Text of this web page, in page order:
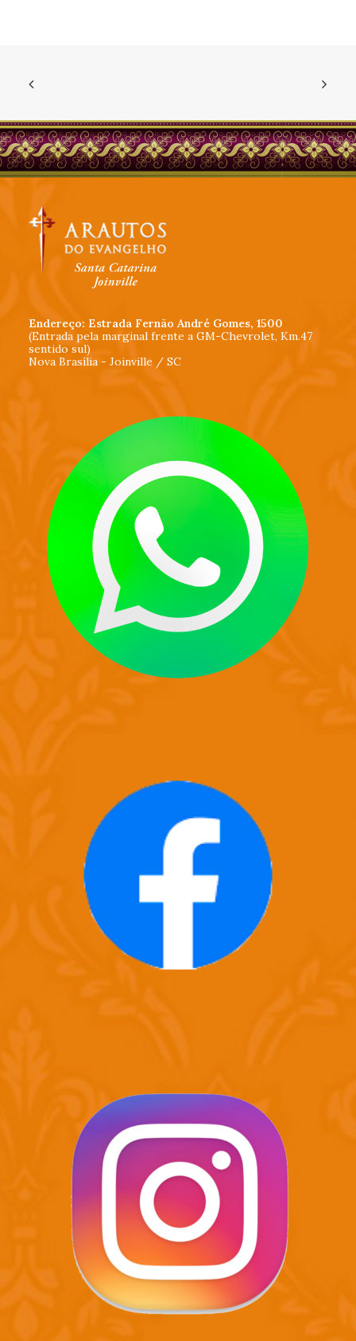
Endereço: Estrada Fernão André Gomes, 1500
(Entrada pela marginal frente a GM-Chevrolet, Km.47
sentido sul)
Nova Brasília - Joinville / SC